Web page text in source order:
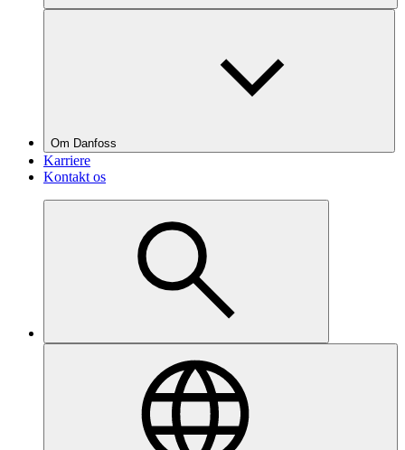
Om Danfoss
Karriere
Kontakt os